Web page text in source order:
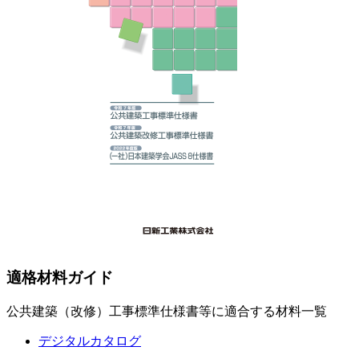
適格材料ガイド
公共建築（改修）工事標準仕様書等に適合する材料一覧
デジタルカタログ